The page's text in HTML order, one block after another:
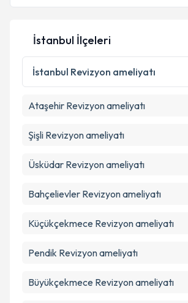
Kişisel verilerimin işlenmesine
Metni
'ni okudum ve kişisel
kapsamda işlenmesini kabul
İstanbul İlçeleri
İstanbul Revizyon ameliyatı
Ataşehir Revizyon ameliyatı
Şişli Revizyon ameliyatı
Üsküdar Revizyon ameliyatı
Bahçelievler Revizyon ameliyatı
Küçükçekmece Revizyon ameliyatı
Pendik Revizyon ameliyatı
Büyükçekmece Revizyon ameliyatı